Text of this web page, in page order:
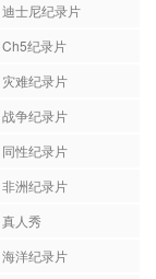
迪士尼纪录片
Ch5纪录片
灾难纪录片
战争纪录片
同性纪录片
非洲纪录片
真人秀
海洋纪录片